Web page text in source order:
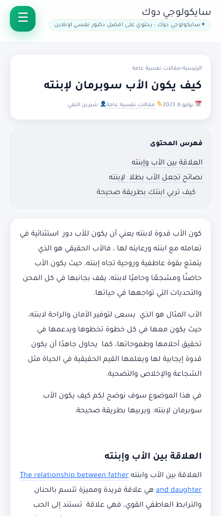
سايكولوجي دوك
سايكولوجي دوك : يحتوي على افضل دكتور نفسي اونلاين
الرئيسية›مقالات نفسية عامة
كيف يكون الأب سوبرمان لإبنته
يوليو 6, 2023 مقالات نفسية عامة شيرين التقي
فهرس المحتوى
العلاقة بين الأب وإبنته
نصائح تجعل الأب بطلا لإبنته
كيف تربي ابنتك بطريقة صحيحة
كون الأب قدوة لابنته يعني أن يكون للأب دور استثنائية في
تعامله مع ابنته ورعايته لها ، فالأب الحقيقي هو الذي
يتمتع بقوة عاطفية وروحية تجاه إبنته، حيث يكون الأب
حاضنًا ومشجعًا وحاميًا لابنته، يقف بجانبها في كل المحن
والتحديات التي تواجهها في حياتها.
الأب المثال هو الذي يسعى لتوفير الأمان والراحة لابنته،
حيث يكون معها في كل خطوة تخطوها ويدعمها في
تحقيق أحلامها وطموحاتها، كما يحاول جاهدًا أن يكون
قدوة إيجابية لها ويعلمها القيم الحقيقية في الحياة مثل
الشجاعة والإخلاص والتضحية.
في هذا الموضوع سوف نوضح لكم كيف يكون الأب
سوبرمان لإبنته. ويربيها بطريقة صحيحة.
العلاقة بين الأب وإبنته
العلاقة بين الأب وابنته The relationship between father
and daughter هي علاقة فريدة ومميزة تتسم بالحنان
والترابط العاطفي القوي، فهي علاقة تستند إلى الحب